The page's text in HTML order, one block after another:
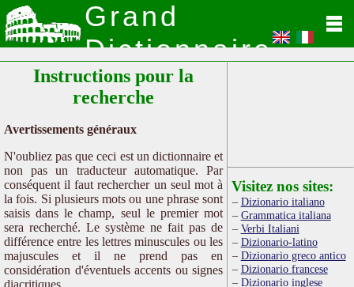
Grand
Dictionnaire
Latin
Instructions pour la
recherche
Avertissements généraux
N'oubliez pas que ceci est un dictionnaire et
non pas un traducteur automatique. Par
conséquent il faut rechercher un seul mot à
la fois. Si plusieurs mots ou une phrase sont
saisis dans le champ, seul le premier mot
sera recherché. Le système ne fait pas de
différence entre les lettres minuscules ou les
majuscules et il ne prend pas en
considération d'éventuels accents ou signes
diacritiques.
Visitez nos sites:
Dizionario italiano
Grammatica italiana
Verbi Italiani
Dizionario-latino
Dizionario greco antico
Dizionario francese
Dizionario inglese